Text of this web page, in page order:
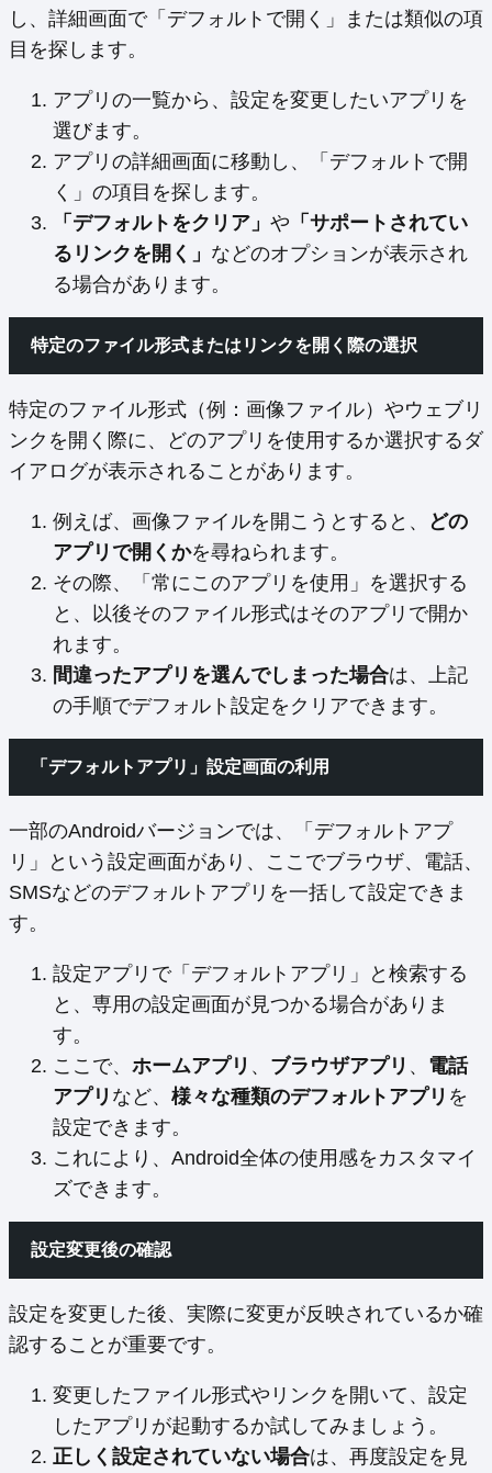
し、詳細画面で「デフォルトで開く」または類似の項
目を探します。
アプリの一覧から、設定を変更したいアプリを
選びます。
アプリの詳細画面に移動し、「デフォルトで開
く」の項目を探します。
「デフォルトをクリア」 や 「サポートされてい
るリンクを開く」 などのオプションが表示され
る場合があります。
特定のファイル形式またはリンクを開く際の選択
特定のファイル形式（例：画像ファイル）やウェブリ
ンクを開く際に、どのアプリを使用するか選択するダ
イアログが表示されることがあります。
例えば、画像ファイルを開こうとすると、 どの
アプリで開くかを尋ねられます。
その際、「常にこのアプリを使用」を選択する
と、以後そのファイル形式はそのアプリで開か
れます。
間違ったアプリを選んでしまった場合は、上記
の手順でデフォルト設定をクリアできます。
「デフォルトアプリ」設定画面の利用
一部のAndroidバージョンでは、「デフォルトアプ
リ」という設定画面があり、ここでブラウザ、電話、
SMSなどのデフォルトアプリを一括して設定できま
す。
設定アプリで「デフォルトアプリ」と検索する
と、専用の設定画面が見つかる場合がありま
す。
ここで、 ホームアプリ 、 ブラウザアプリ 、 電話
アプリ など、 様々な種類のデフォルトアプリ を
設定できます。
これにより、Android全体の使用感をカスタマイ
ズできます。
設定変更後の確認
設定を変更した後、実際に変更が反映されているか確
認することが重要です。
変更したファイル形式やリンクを開いて、設定
したアプリが起動するか試してみましょう。
正しく設定されていない場合は、再度設定を見